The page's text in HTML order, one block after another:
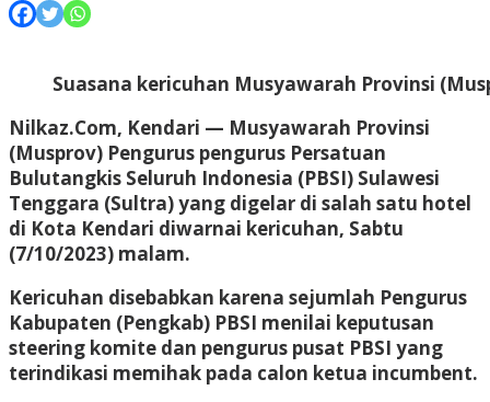
Suasana kericuhan Musyawarah Provinsi
Nilkaz.Com, Kendari — Musyawarah Provinsi
(Musprov) Pengurus pengurus Persatuan
Bulutangkis Seluruh Indonesia (PBSI) Sulawesi
Tenggara (Sultra) yang digelar di salah satu hotel
di Kota Kendari diwarnai kericuhan, Sabtu
(7/10/2023) malam.
Kericuhan disebabkan karena sejumlah Pengurus
Kabupaten (Pengkab) PBSI menilai keputusan
steering komite dan pengurus pusat PBSI yang
terindikasi memihak pada calon ketua incumbent.